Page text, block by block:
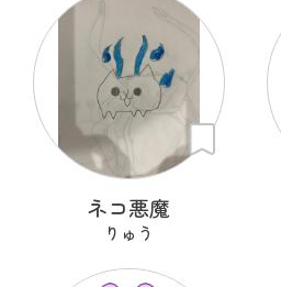
ネコ悪魔
りゅう